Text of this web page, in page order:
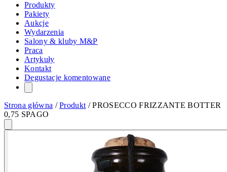
Produkty
Pakiety
Aukcje
Wydarzenia
Salony & kluby M&P
Praca
Artykuły
Kontakt
Degustacje komentowane
Strona główna /Produkt /PROSECCO FRIZZANTE BOTTER
0,75 SPAGO